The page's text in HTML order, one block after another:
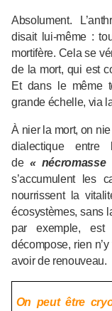
Absolument.
disait lui-même :
mortifère. Cela se
de la mort, qui est
Et dans le même
grande échelle, via
À nier la mort, on
dialectique entre
de « nécromasse
s’accumulent les
nourrissent la
écosystèmes, sans
par exemple,
décompose, rien
avoir de renouveau.
On peut être